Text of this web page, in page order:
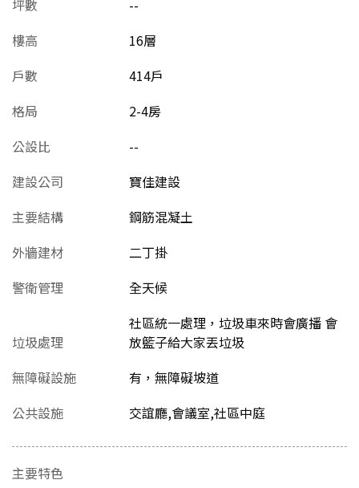
坪數
--
樓高
16層
戶數
414戶
格局
2-4房
公設比
--
建設公司
寶佳建設
主要結構
鋼筋混凝土
外牆建材
二丁掛
警衛管理
全天候
垃圾處理
社區統一處理，垃圾車來時會廣播 會
放籃子給大家丟垃圾
無障礙設施
有，無障礙坡道
公共設施
交誼廳,會議室,社區中庭
主要特色